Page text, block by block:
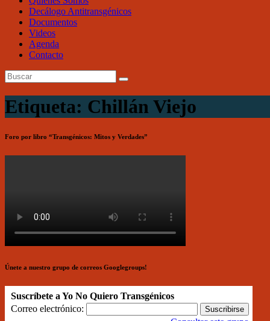
Decálogo Antitransgénicos
Documentos
Videos
Agenda
Contacto
Etiqueta: Chillán Viejo
Foro por libro “Transgénicos: Mitos y Verdades”
Únete a nuestro grupo de correos Googlegroups!
Suscríbete a Yo No Quiero Transgénicos
Correo electrónico: